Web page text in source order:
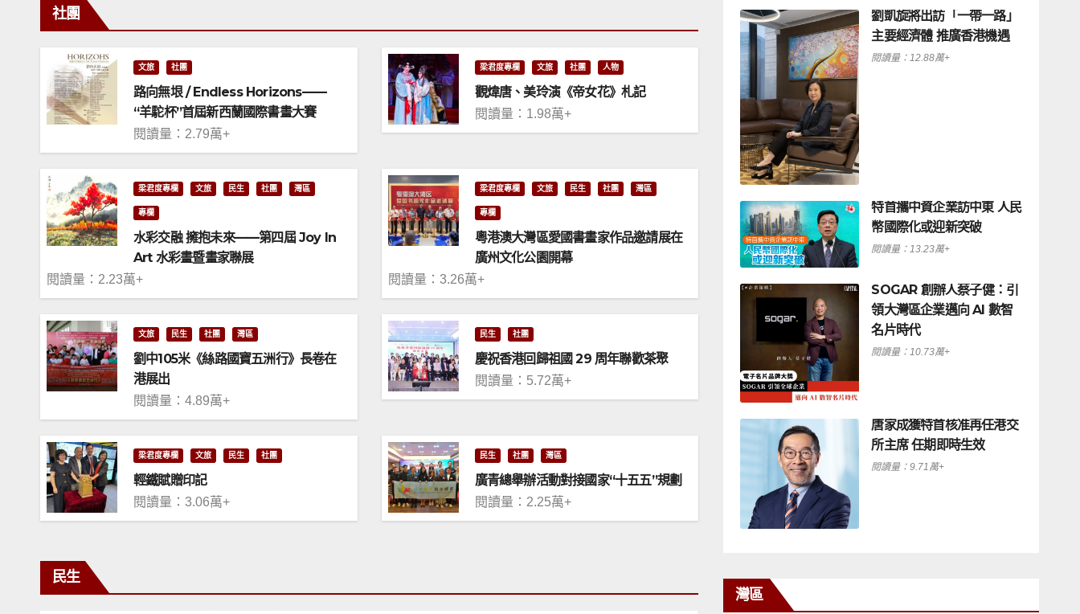
社團
文旅 社團
路向無垠 / Endless Horizons——
“羊駝杯”首屆新西蘭國際書畫大賽
閱讀量：2.79萬+
梁君度專欄 文旅 社團 人物
觀煒唐、美玲演《帝女花》札記
閱讀量：1.98萬+
梁君度專欄 文旅 民生 社團 灣區
專欄
水彩交融 擁抱未來——第四屆 Joy In
Art 水彩畫暨畫家聯展
閱讀量：2.23萬+
梁君度專欄 文旅 民生 社團 灣區
專欄
粵港澳大灣區愛國書畫家作品邀請展在
廣州文化公園開幕
閱讀量：3.26萬+
文旅 民生 社團 灣區
劉中105米《絲路國寶五洲行》長卷在
港展出
閱讀量：4.89萬+
民生 社團
慶祝香港回歸祖國 29 周年聯歡茶聚
閱讀量：5.72萬+
梁君度專欄 文旅 民生 社團
輕鐵賦贈印記
閱讀量：3.06萬+
民生 社團 灣區
廣青總舉辦活動對接國家“十五五”規劃
閱讀量：2.25萬+
民生
劉凱旋將出訪「一帶一路」
主要經濟體 推廣香港機遇
閱讀量：12.88萬+
特首攜中資企業訪中東 人民
幣國際化或迎新突破
閱讀量：13.23萬+
SOGAR 創辦人蔡子健：引
領大灣區企業邁向 AI 數智
名片時代
閱讀量：10.73萬+
唐家成獲特首核准再任港交
所主席 任期即時生效
閱讀量：9.71萬+
灣區